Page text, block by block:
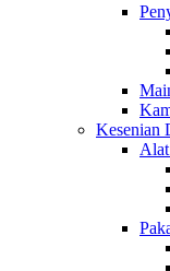
Kesenian